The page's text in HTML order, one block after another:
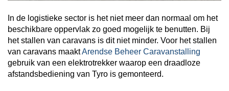
In de logistieke sector is het niet meer dan normaal om het
beschikbare oppervlak zo goed mogelijk te benutten. Bij
het stallen van caravans is dit niet minder. Voor het stallen
van caravans maaktArendse Beheer Caravanstalling
gebruik van een elektrotrekker waarop een draadloze
afstandsbediening van Tyro is gemonteerd.